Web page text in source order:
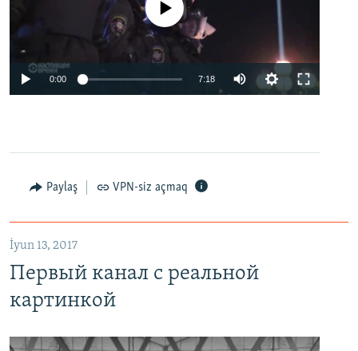
No media source currently available
0:00 7:18
Paylaş VPN-siz açmaq
İyun 13, 2017
Первый канал с реальной
картинкой